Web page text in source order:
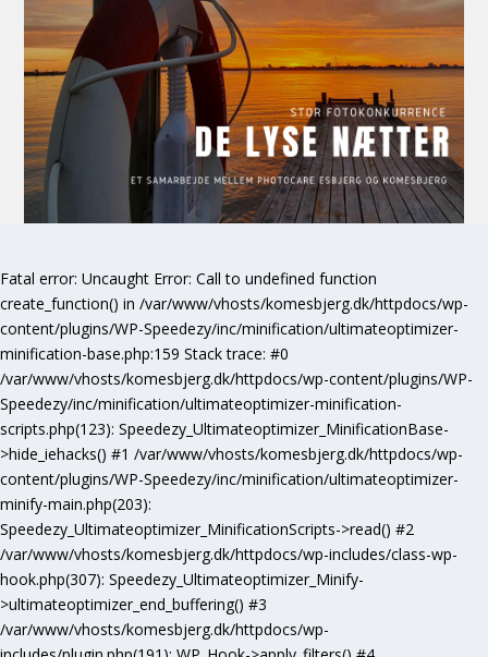
Fatal error: Uncaught Error: Call to undefined function
create_function() in /var/www/vhosts/komesbjerg.dk/httpdocs/wp-
content/plugins/WP-Speedezy/inc/minification/ultimateoptimizer-
minification-base.php:159 Stack trace: #0
/var/www/vhosts/komesbjerg.dk/httpdocs/wp-content/plugins/WP-
Speedezy/inc/minification/ultimateoptimizer-minification-
scripts.php(123): Speedezy_Ultimateoptimizer_MinificationBase-
>hide_iehacks() #1 /var/www/vhosts/komesbjerg.dk/httpdocs/wp-
content/plugins/WP-Speedezy/inc/minification/ultimateoptimizer-
minify-main.php(203):
Speedezy_Ultimateoptimizer_MinificationScripts->read() #2
/var/www/vhosts/komesbjerg.dk/httpdocs/wp-includes/class-wp-
hook.php(307): Speedezy_Ultimateoptimizer_Minify-
>ultimateoptimizer_end_buffering() #3
/var/www/vhosts/komesbjerg.dk/httpdocs/wp-